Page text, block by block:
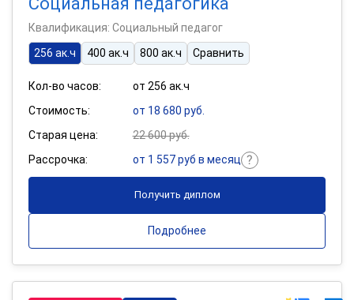
Квалификация: Социальный педагог
256 ак.ч
400 ак.ч 800 ак.ч Сравнить
Кол-во часов:
от 256 ак.ч
Стоимость:
от 18 680 руб.
Старая цена:
22 600 руб.
Рассрочка:
от 1 557 руб в месяц
Получить диплом
Подробнее